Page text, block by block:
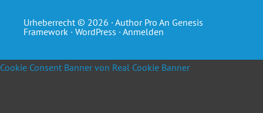
Urheberrecht © 2026 · Author Pro An Genesis
Framework · WordPress · Anmelden
Cookie Consent Banner von Real Cookie Banner